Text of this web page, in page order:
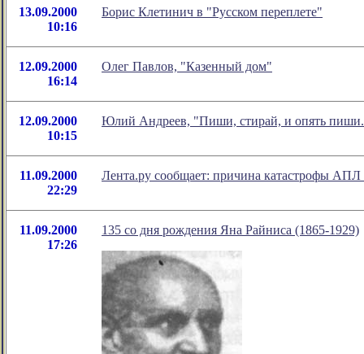
13.09.2000
10:16
Борис Клетинич в "Русском переплете"
12.09.2000
16:14
Олег Павлов, "Казенный дом"
12.09.2000
10:15
Юлий Андреев, "Пиши, стирай, и опять
11.09.2000
22:29
Лента.ру сообщает: причина катастрофы
11.09.2000
17:26
135 со дня рождения Яна Райниса (1865-1929)